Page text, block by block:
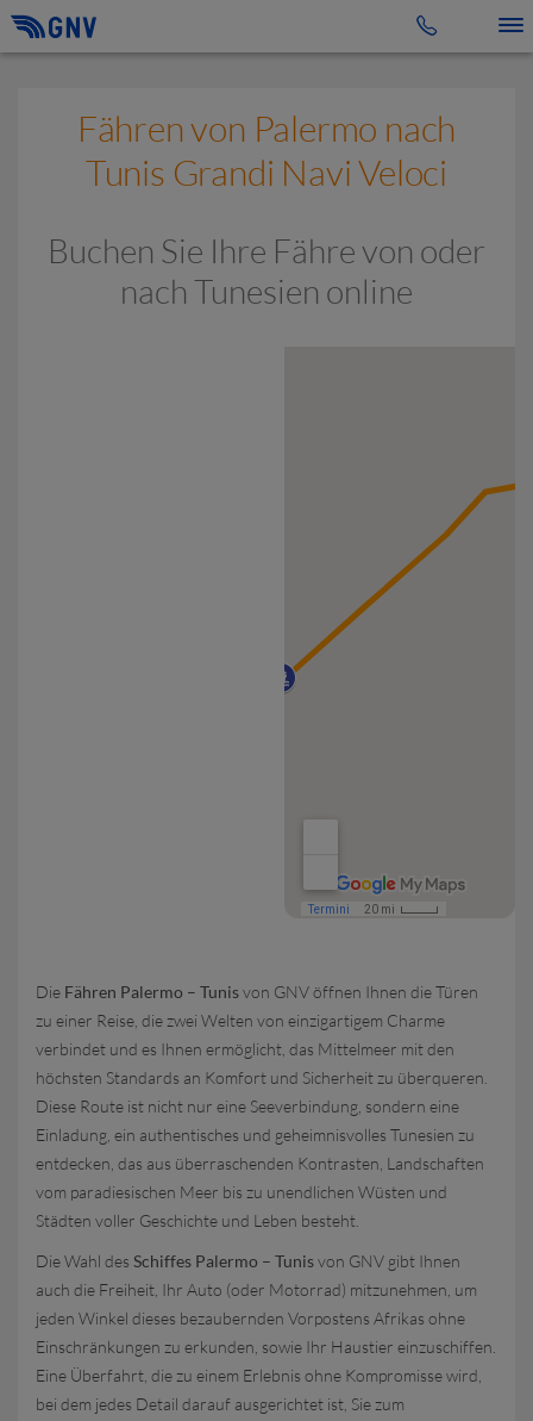
Fähren von Palermo nach
Tunis Grandi Navi Veloci
Buchen Sie Ihre Fähre von oder
nach Tunesien online
Die Fähren Palermo – Tunisvon GNV öffnen Ihnen die Türen
zu einer Reise, die zwei Welten von einzigartigem Charme
verbindet und es Ihnen ermöglicht, das Mittelmeer mit den
höchsten Standards an Komfort und Sicherheit zu überqueren.
Diese Route ist nicht nur eine Seeverbindung, sondern eine
Einladung, ein authentisches und geheimnisvolles Tunesien zu
entdecken, das aus überraschenden Kontrasten, Landschaften
vom paradiesischen Meer bis zu unendlichen Wüsten und
Städten voller Geschichte und Leben besteht.
Die Wahl des Schiffes Palermo – Tunisvon GNV gibt Ihnen
auch die Freiheit, Ihr Auto (oder Motorrad) mitzunehmen, um
jeden Winkel dieses bezaubernden Vorpostens Afrikas ohne
Einschränkungen zu erkunden, sowie Ihr Haustier einzuschiffen.
Eine Überfahrt, die zu einem Erlebnis ohne Kompromisse wird,
bei dem jedes Detail darauf ausgerichtet ist, Sie zum